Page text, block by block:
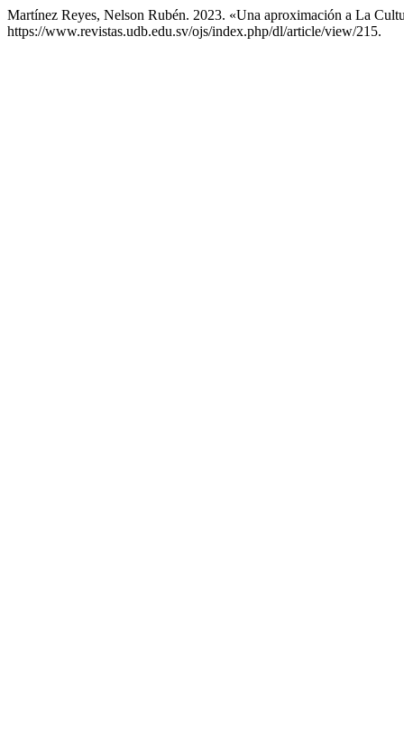
Martínez Reyes, Nelson Rubén. 2023. «Una aproximación a La
https://www.revistas.udb.edu.sv/ojs/index.php/dl/article/view/215.